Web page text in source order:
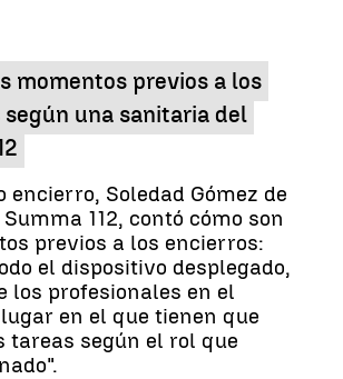
momentos previos a los
una sanitaria del
encierro, Soledad Gómez de
112, contó cómo son
previos a los encierros:
el dispositivo desplegado,
los profesionales en el
en el que tienen que
tareas según el rol que